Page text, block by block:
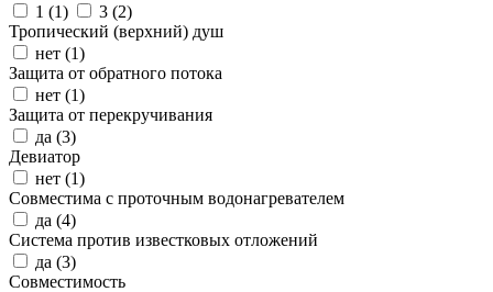
1 (1) 3 (2)
Тропический (верхний) душ
нет (1)
Защита от обратного потока
нет (1)
Защита от перекручивания
да (3)
Девиатор
нет (1)
Совместима с проточным водонагревателем
да (4)
Система против известковых отложений
да (3)
Совместимость